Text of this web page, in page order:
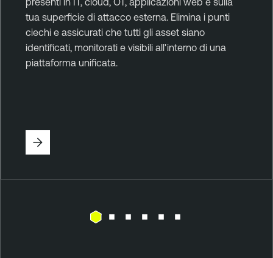
tua superficie di attacco esterna. Elimina i punti
ciechi e assicurati che tutti gli asset siano
identificati, monitorati e visibili all'interno di una
piattaforma unificata.